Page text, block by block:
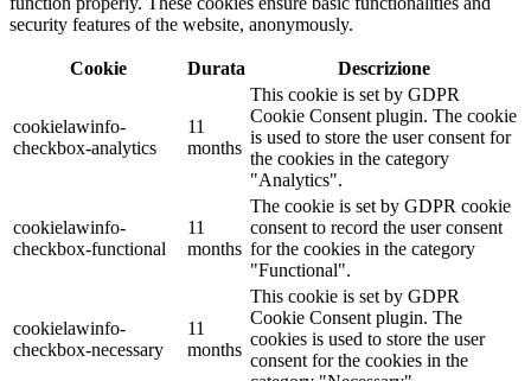
security features of the website, anonymously.
Cookie Durata Descrizione
cookielawinfo-
checkbox-analytics
11
months
This cookie is set by GDPR
Cookie Consent plugin. The cookie
is used to store the user consent for
the cookies in the category
"Analytics".
cookielawinfo-
checkbox-functional
11
months
The cookie is set by GDPR cookie
consent to record the user consent
for the cookies in the category
"Functional".
cookielawinfo-
checkbox-necessary
11
months
This cookie is set by GDPR
Cookie Consent plugin. The
cookies is used to store the user
consent for the cookies in the